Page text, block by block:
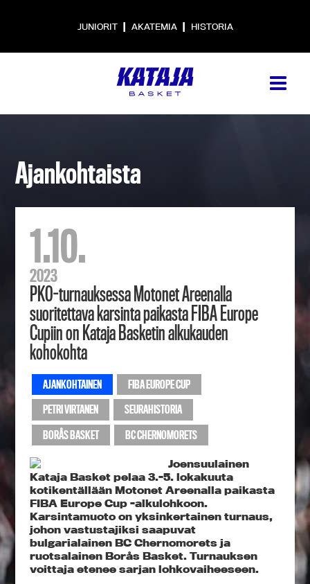
JUNIORIT | AKATEMIA | HISTORIA
Ajankohtaista
1.10.
2023
PKO-turnauksessa Motonet Areenalla
suoritettava karsinta paikasta FIBA Europe
Cupiin on Kataja Basketin alkukauden
kohokohta
AJANKOHTAINEN
FIBA EUROPE CUP
PETRI VIRTANEN
SEURAHISTORIA
BORÅS BASKET
BC CHERNOMORETS
Joensuulainen
Kataja Basket pelaa 3.-5. lokakuuta
kotikentällään Motonet Areenalla paikasta
FIBA Europe Cup -alkulohkoon.
Karsintamuoto on yksinkertainen turnaus,
johon vastustajiksi saapuvat
bulgarialainen BC Chernomorets ja
ruotsalainen Borås Basket. Turnauksen
voittaja etenee sarjan lohkovaiheeseen.